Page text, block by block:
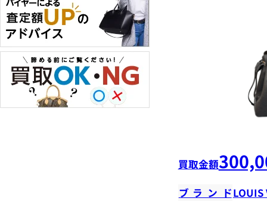
買取金額
ブランドLOUIS